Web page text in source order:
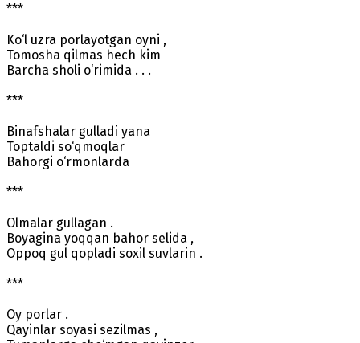
***
Ko‘l uzra porlayotgan oyni ,
Tomosha qilmas hech kim
Barcha sholi o‘rimida . . .
***
Binafshalar gulladi yana
Toptaldi so‘qmoqlar
Bahorgi o‘rmonlarda
***
Olmalar gullagan .
Boyagina yoqqan bahor selida ,
Oppoq gul qopladi soxil suvlarin .
***
Oy porlar .
Qayinlar soyasi sezilmas ,